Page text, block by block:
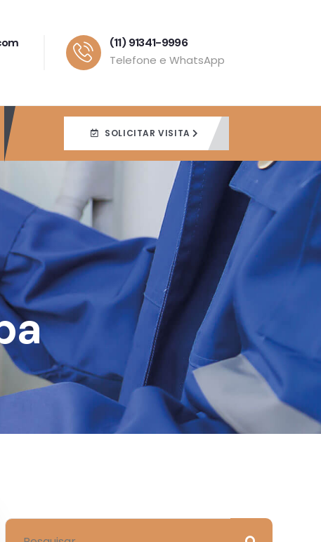
(11) 91341-9996
Telefone e WhatsApp
SOLICITAR VISITA